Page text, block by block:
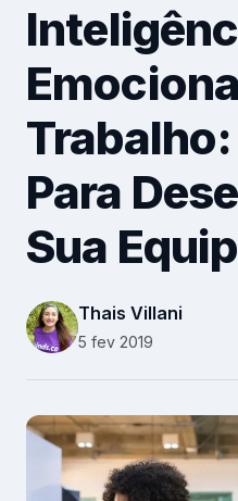
Financeiro
Varejo
Saúde
Marketing
Recursos
Relacionamento
Plataforma
Conteúdos
Para
Sua
Thais Villani
5 fev 2019